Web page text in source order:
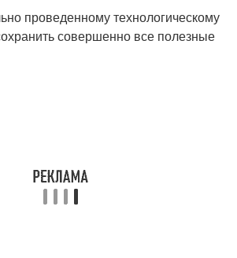
проведенному технологическому
совершенно все полезные